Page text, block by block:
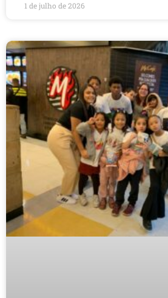
1 de julho de 2026